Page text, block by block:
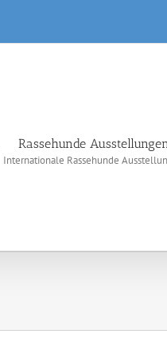
Rassehunde Ausstellungen
Internationale Rassehunde